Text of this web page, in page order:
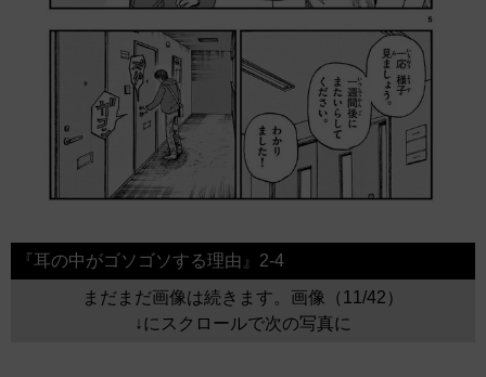
『耳の中がゴソゴソする理由』2-4
まだまだ画像は続きます。画像（11/42）
↓にスクロールで次の写真に